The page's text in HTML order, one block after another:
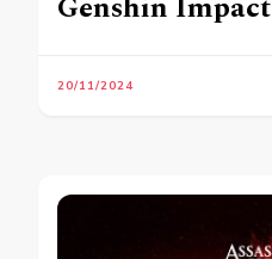
Genshin Impact
20/11/2024